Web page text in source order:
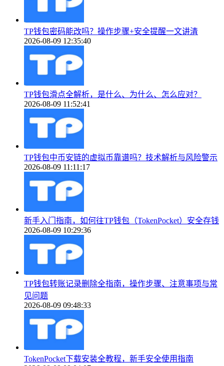
TP钱包密码能改吗？操作步骤+安全提醒一文讲清
2026-08-09 12:35:40
TP钱包滑点全解析，是什么、为什么、怎么应对？
2026-08-09 11:52:41
TP钱包中币安链的虚拟币靠谱吗？技术解析与风险警示
2026-08-09 11:11:17
新手入门指南，如何往TP钱包（TokenPocket）安全存钱
2026-08-09 10:29:36
TP钱包转账记录删除全指南，操作步骤、注意事项与常
见问题
2026-08-09 09:48:33
TokenPocket下载安装全教程，新手安全使用指南